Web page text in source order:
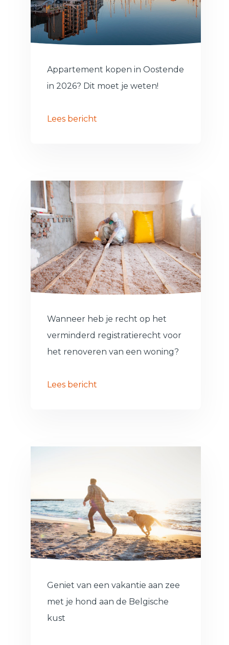
Appartement kopen in Oostende
in 2026? Dit moet je weten!
Lees bericht
Wanneer heb je recht op het
verminderd registratierecht voor
het renoveren van een woning?
Lees bericht
Geniet van een vakantie aan zee
met je hond aan de Belgische
kust